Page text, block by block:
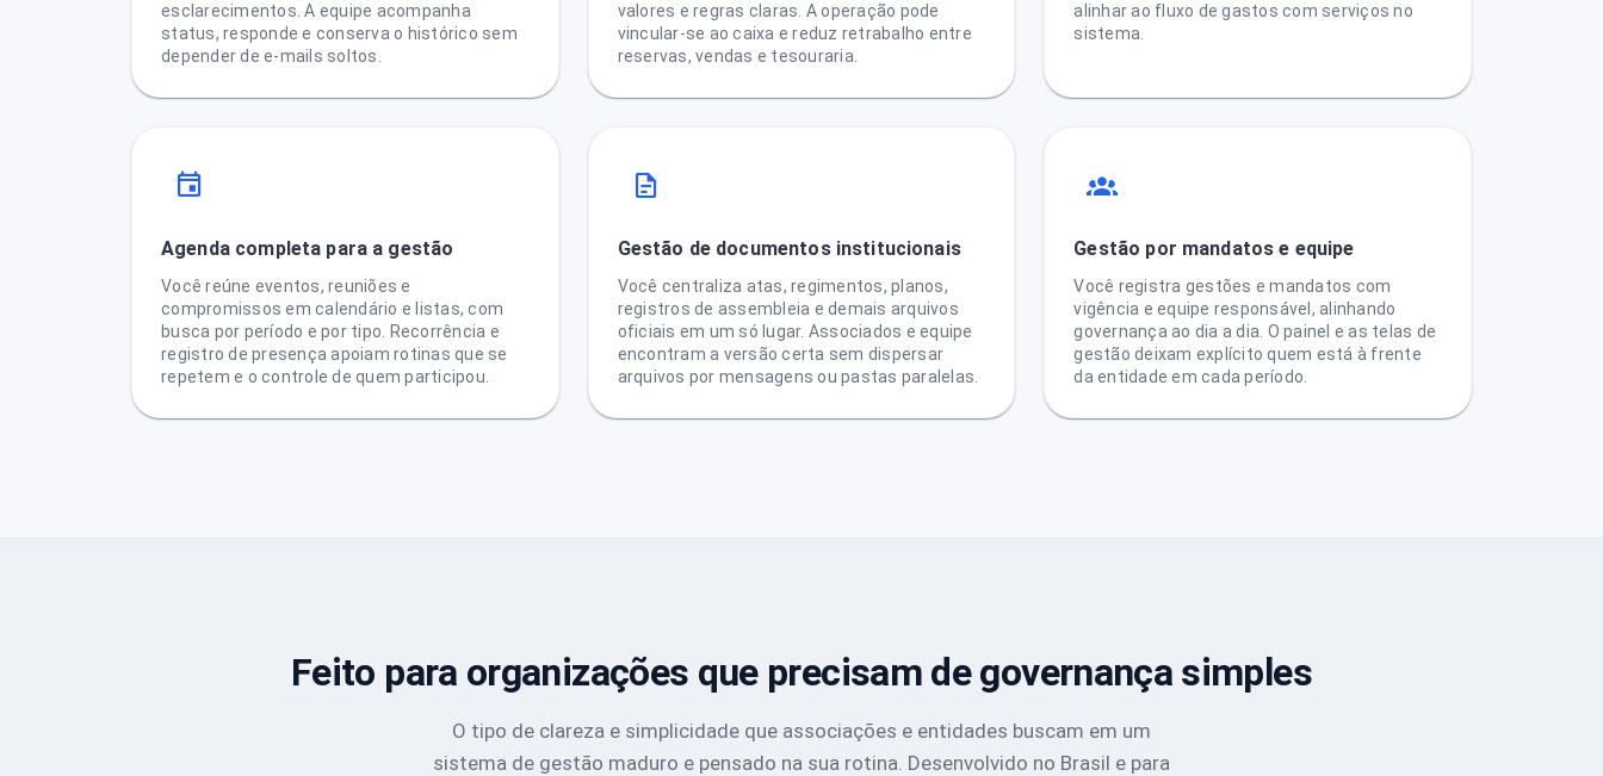
esclarecimentos. A equipe acompanha
status, responde e conserva o histórico sem
depender de e-mails soltos.
valores e regras claras. A operação pode
vincular-se ao caixa e reduz retrabalho entre
reservas, vendas e tesouraria.
alinhar ao fluxo de gastos com serviços no
sistema.
Agenda completa para a gestão
Você reúne eventos, reuniões e
compromissos em calendário e listas, com
busca por período e por tipo. Recorrência e
registro de presença apoiam rotinas que se
repetem e o controle de quem participou.
Gestão de documentos institucionais
Você centraliza atas, regimentos, planos,
registros de assembleia e demais arquivos
oficiais em um só lugar. Associados e equipe
encontram a versão certa sem dispersar
arquivos por mensagens ou pastas paralelas.
Gestão por mandatos e equipe
Você registra gestões e mandatos com
vigência e equipe responsável, alinhando
governança ao dia a dia. O painel e as telas de
gestão deixam explícito quem está à frente
da entidade em cada período.
Feito para organizações que precisam de governança simples
O tipo de clareza e simplicidade que associações e entidades buscam em um
sistema de gestão maduro e pensado na sua rotina. Desenvolvido no Brasil e para